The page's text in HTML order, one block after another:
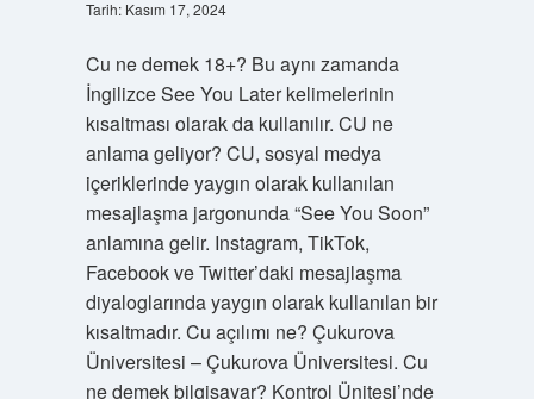
Tarih: Kasım 17, 2024
Cu ne demek 18+? Bu aynı zamanda
İngilizce See You Later kelimelerinin
kısaltması olarak da kullanılır. CU ne
anlama geliyor? CU, sosyal medya
içeriklerinde yaygın olarak kullanılan
mesajlaşma jargonunda “See You Soon”
anlamına gelir. Instagram, TikTok,
Facebook ve Twitter’daki mesajlaşma
diyaloglarında yaygın olarak kullanılan bir
kısaltmadır. Cu açılımı ne? Çukurova
Üniversitesi – Çukurova Üniversitesi. Cu
ne demek bilgisayar? Kontrol Ünitesi’nde